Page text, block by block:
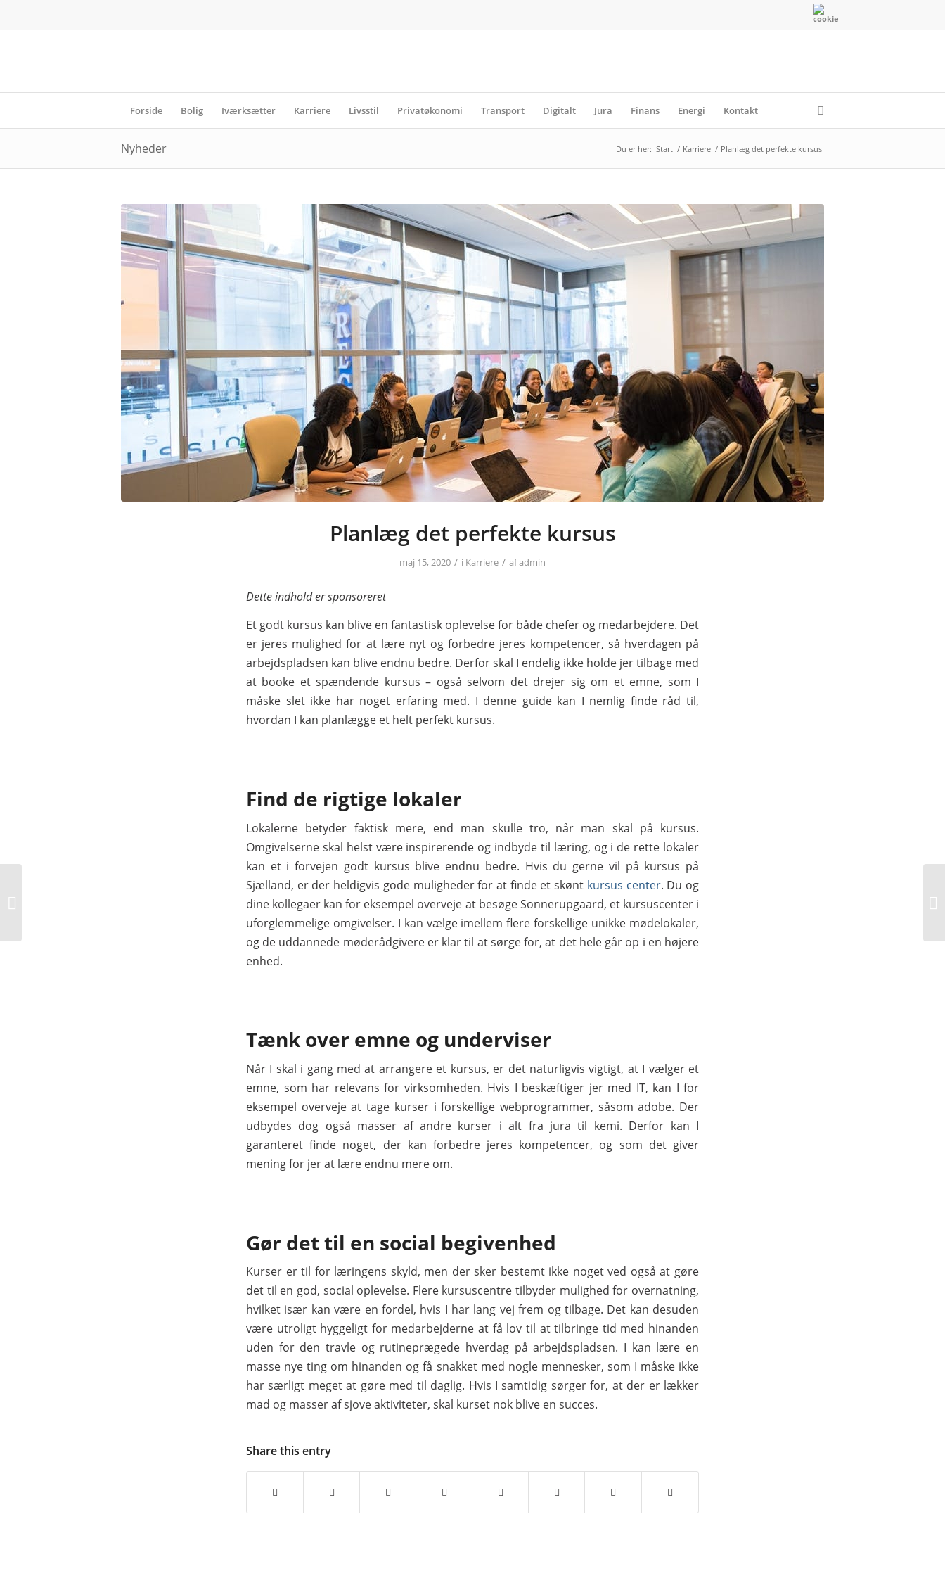
Forside Bolig Iværksætter Karriere Livsstil Privatøkonomi Transport Digitalt Jura Finans Energi Kontakt
Nyheder Du er her: Start / Karriere / Planlæg det perfekte kursus
Planlæg det perfekte kursus
maj 15, 2020 / i Karriere / afadmin
Dette indhold er sponsoreret
Et godt kursus kan blive en fantastisk oplevelse for både chefer og medarbejdere. Det
er jeres mulighed for at lære nyt og forbedre jeres kompetencer, så hverdagen på
arbejdspladsen kan blive endnu bedre. Derfor skal I endelig ikke holde jer tilbage med
at booke et spændende kursus – også selvom det drejer sig om et emne, som I
måske slet ikke har noget erfaring med. I denne guide kan I nemlig finde råd til,
hvordan I kan planlægge et helt perfekt kursus.
Find de rigtige lokaler
Lokalerne betyder faktisk mere, end man skulle tro, når man skal på kursus.
Omgivelserne skal helst være inspirerende og indbyde til læring, og i de rette lokaler
kan et i forvejen godt kursus blive endnu bedre. Hvis du gerne vil på kursus på
Sjælland, er der heldigvis gode muligheder for at finde et skønt kursus center. Du og
dine kollegaer kan for eksempel overveje at besøge Sonnerupgaard, et kursuscenter i
uforglemmelige omgivelser. I kan vælge imellem flere forskellige unikke mødelokaler,
og de uddannede møderådgivere er klar til at sørge for, at det hele går op i en højere
enhed.
Tænk over emne og underviser
Når I skal i gang med at arrangere et kursus, er det naturligvis vigtigt, at I vælger et
emne, som har relevans for virksomheden. Hvis I beskæftiger jer med IT, kan I for
eksempel overveje at tage kurser i forskellige webprogrammer, såsom adobe. Der
udbydes dog også masser af andre kurser i alt fra jura til kemi. Derfor kan I
garanteret finde noget, der kan forbedre jeres kompetencer, og som det giver
mening for jer at lære endnu mere om.
Gør det til en social begivenhed
Kurser er til for læringens skyld, men der sker bestemt ikke noget ved også at gøre
det til en god, social oplevelse. Flere kursuscentre tilbyder mulighed for overnatning,
hvilket især kan være en fordel, hvis I har lang vej frem og tilbage. Det kan desuden
være utroligt hyggeligt for medarbejderne at få lov til at tilbringe tid med hinanden
uden for den travle og rutineprægede hverdag på arbejdspladsen. I kan lære en
masse nye ting om hinanden og få snakket med nogle mennesker, som I måske ikke
har særligt meget at gøre med til daglig. Hvis I samtidig sørger for, at der er lækker
mad og masser af sjove aktiviteter, skal kurset nok blive en succes.
Share this entry